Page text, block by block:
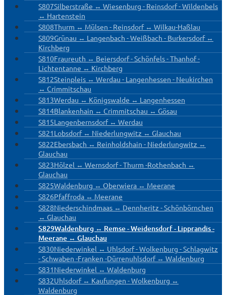
S807Silberstraße ↔ Wiesenburg - Reinsdorf - Wildenbels
↔ Hartenstein
S808Thurm ↔ Mülsen - Reinsdorf ↔ Wilkau-Haßlau
S809Grünau ↔ Langenbach - Weißbach - Burkersdorf ↔
Kirchberg
S810Fraureuth ↔ Beiersdorf - Schönfels - Thanhof -
Lichtentanne ↔ Kirchberg
S812Steinpleis ↔ Werdau - Langenhessen - Neukirchen
↔ Crimmitschau
S813Werdau ↔ Königswalde ↔ Langenhessen
S814Blankenhain ↔ Crimmitschau ↔ Gösau
S815Langenbernsdorf ↔ Werdau
S821Lobsdorf ↔ Niederlungwitz ↔ Glauchau
S822Ebersbach ↔ Reinholdshain - Niederlungwitz ↔
Glauchau
S823Hölzel ↔ Wernsdorf - Thurm -Rothenbach ↔
Glauchau
S825Waldenburg ↔ Oberwiera ↔ Meerane
S826Pfaffroda ↔ Meerane
S828Niederschindmaas ↔ Dennheritz - Schönbörnchen
↔ Glauchau
S829Waldenburg ↔ Remse - Weidensdorf - Lipprandis -
Meerane ↔ Glauchau
S830Niederwinkel ↔ Uhlsdorf - Wolkenburg - Schlagwitz
- Schwaben -Franken -Dürrenuhlsdorf ↔ Waldenburg
S831Niederwinkel ↔ Waldenburg
S832Uhlsdorf ↔ Kaufungen - Wolkenburg ↔
Waldenburg